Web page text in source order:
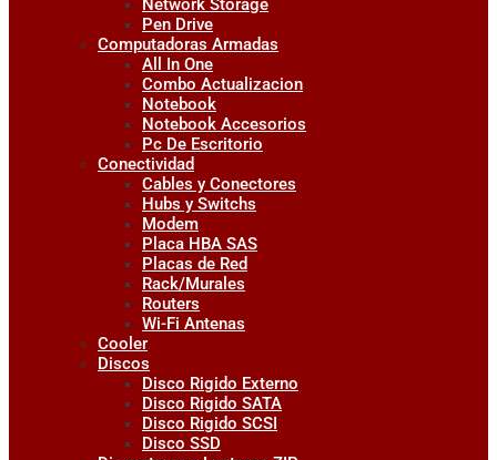
Network Storage
Pen Drive
Computadoras Armadas
All In One
Combo Actualizacion
Notebook
Notebook Accesorios
Pc De Escritorio
Conectividad
Cables y Conectores
Hubs y Switchs
Modem
Placa HBA SAS
Placas de Red
Rack/Murales
Routers
Wi-Fi Antenas
Cooler
Discos
Disco Rigido Externo
Disco Rigido SATA
Disco Rigido SCSI
Disco SSD